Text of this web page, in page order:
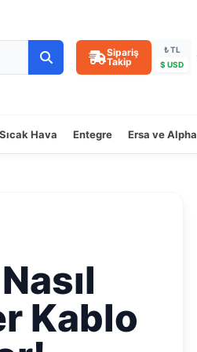
Sipariş
Takip
₺ TL
$ USD
Hava Entegre Ersa ve Alpha
Kablo